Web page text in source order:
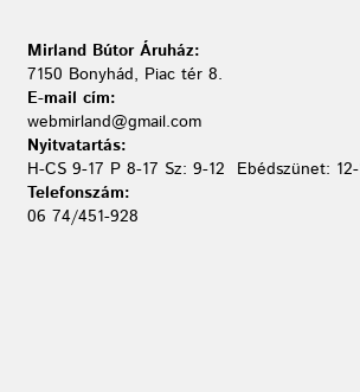
Mirland Bútor Áruház:
7150 Bonyhád, Piac tér 8.
E-mail cím:
webmirland@gmail.com
Nyitvatartás:
H-CS 9-17 P 8-17 Sz: 9-12 Ebédszünet: 12-
Telefonszám:
06 74/451-928